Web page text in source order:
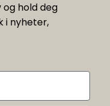
hold deg
i nyheter,